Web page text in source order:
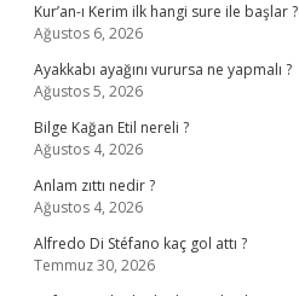
Kur’an-ı Kerim ilk hangi sure ile başlar ?
Ağustos 6, 2026
Ayakkabı ayağını vurursa ne yapmalı ?
Ağustos 5, 2026
Bilge Kağan Etil nereli ?
Ağustos 4, 2026
Anlam zıttı nedir ?
Ağustos 4, 2026
Alfredo Di Stéfano kaç gol attı ?
Temmuz 30, 2026